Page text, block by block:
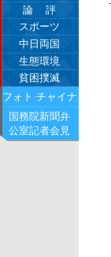
論 評
スポーツ
中日両国
生態環境
貧困撲滅
フォト·チャイナ
国務院新聞弁
公室記者会見